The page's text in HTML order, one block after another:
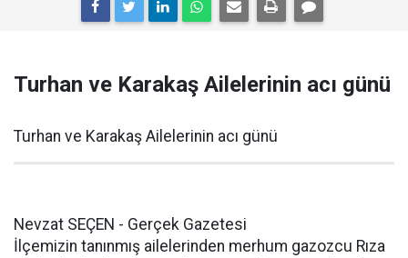
Turhan ve Karakaş Ailelerinin acı günü
Turhan ve Karakaş Ailelerinin acı günü
Nevzat SEÇEN - Gerçek Gazetesi
İlçemizin tanınmış ailelerinden merhum gazozcu Rıza